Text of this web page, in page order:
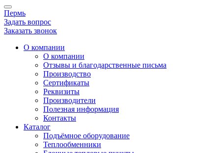
Пермь
Задать вопрос
Заказать звонок
О компании
О компании
Отзывы и благодарственные письма
Производство
Сертификаты
Реквизиты
Производители
Полезная информация
Контакты
Каталог
Подъёмное оборудование
Теплообменники